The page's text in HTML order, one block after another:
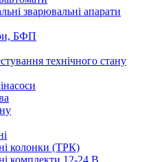
зварювальні апарати
БФП
технічного стану
колонки (ТРК)
комплекти 12-24 В